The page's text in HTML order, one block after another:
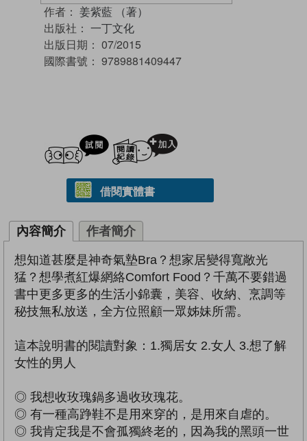
作者： 姜紫藍 （著）
出版社： 一丁文化
出版日期： 07/2015
國際書號： 9789881409447
試閲
借閱實體書
內容簡介 作者簡介
想知道甚麼是神奇氣墊Bra？想家居變得寬敞光
猛？想學煮紅爆網絡Comfort Food？千萬不要錯過
書中更多更多的生活小錦囊，美容、收納、烹調等
秘技無私放送，全方位照顧一眾姊妹所需。
這本說明書的閱讀對象：1.獨居女 2.女人 3.想了解
女性的男人
◎ 我想收玫瑰鍋多過收玫瑰花。
◎ 有一種高踭鞋不是用來穿的，是用來自虐的。
◎ 我肯定我是不會孤獨終老的，因為我的黑頭一世